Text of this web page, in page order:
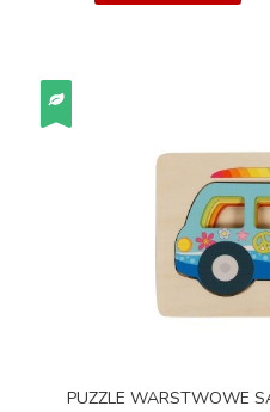
PUZZLE WARSTWOWE